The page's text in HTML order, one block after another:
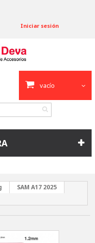
Iniciar sesión
vacío
SAM A17 2025